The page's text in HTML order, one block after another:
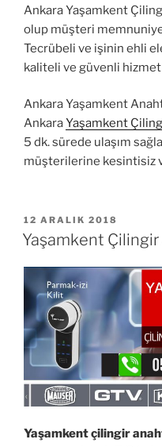
Ankara Yaşamkent
olup müşteri
Tecrübeli ve işinin ehli
kaliteli ve güvenli hizmet
Ankara Yaşamkent
AnkaraYaşamkent
5 dk. sürede ulaşım
müşterilerine kesintisiz
YAYIM
TARIHI
12 ARALIK 2018
Yaşamkent Çilingir
Yaşamkent çilingir